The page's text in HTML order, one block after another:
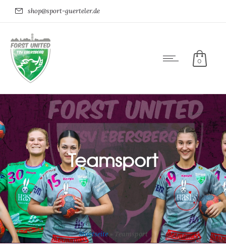
shop@sport-guerteler.de
0
Teamsport
Startseite» Teamsport